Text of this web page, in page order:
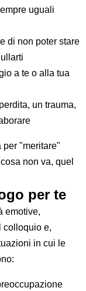
uguali
di non poter stare
a te o alla tua
un trauma,
per "meritare"
non va, quel
per te
emotive,
colloquio e,
in cui le